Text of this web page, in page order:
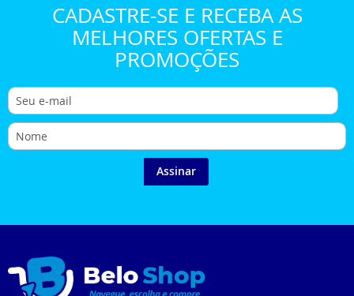
CADASTRE-SE E RECEBA AS
MELHORES OFERTAS E
PROMOÇÕES
Assinar